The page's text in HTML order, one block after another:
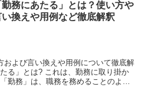
勤務にあたる」とは？使い方や
い換えや用例など徹底解釈
および言い換えや用例について徹底解
る」とは? これは、勤務に取り掛か
勤務」は、職務を務めることのよう